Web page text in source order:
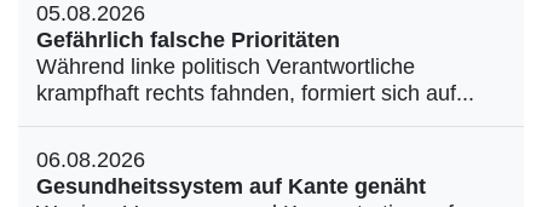
05.08.2026
Gefährlich falsche Prioritäten
Während linke politisch Verantwortliche
krampfhaft rechts fahnden, formiert sich auf...
06.08.2026
Gesundheitssystem auf Kante genäht